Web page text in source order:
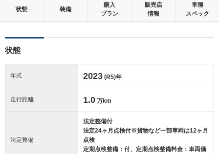
状態 装備
購入
プラン
販売店
情報
車種
スペック
状態
年式 2023 (R5)年
走行距離 1.0 万km
法定整備
法定整備付
法定24ヶ月点検付※貨物など一部車両は12ヶ月
点検
定期点検整備：付、定期点検整備料金：車両価